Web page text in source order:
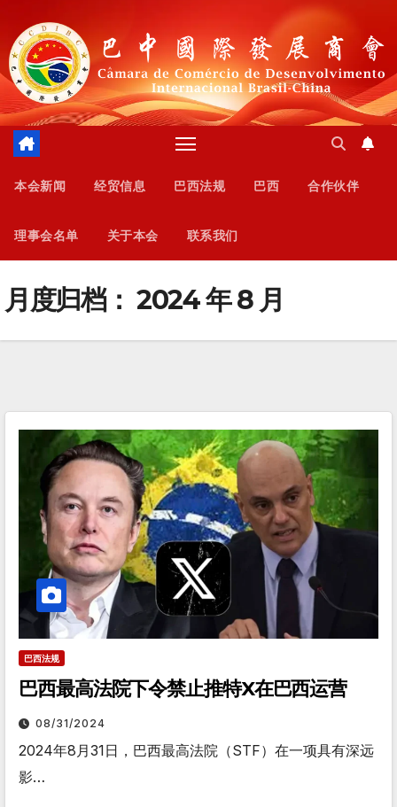
内
本会新闻 经贸信息 巴西法规 巴西 合作伙伴
理事会名单 关于本会 联系我们
月度归档： 2024 年 8 月
巴西法规
巴西最高法院下令禁止推特X在巴西运营
08/31/2024
2024年8月31日，巴西最高法院（STF）在一项具有深远
影…